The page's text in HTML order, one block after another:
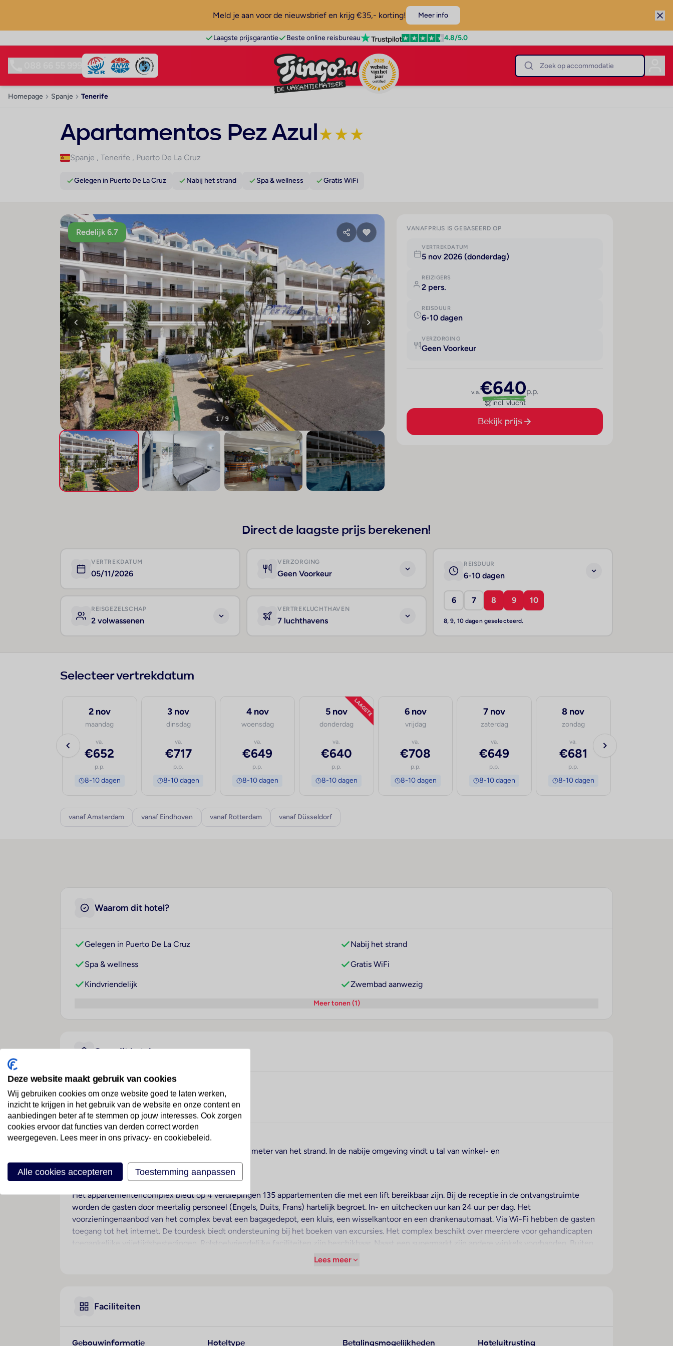
Meld je aan voor de nieuwsbrief en krijg €35,- korting! Meer info
Laagste prijsgarantie Beste online reisbureau 4.8/5.0
Homepage Spanje Tenerife
Apartamentos Pez Azul★★★
Spanje , Tenerife , Puerto De La Cruz
Gelegen in Puerto De La Cruz Nabij het strand Spa & wellness Gratis WiFi
Redelijk 6.7
1 / 9
VANAFPRIJS IS GEBASEERD OP
VERTREKDATUM
5 nov 2026 (donderdag)
REIZIGERS
2 pers.
REISDUUR
6-10 dagen
VERZORGING
Geen Voorkeur
v.a.€640p.p.
incl. vlucht
Bekijk prijs
Direct de laagste prijs berekenen!
VERTREKDATUM
05/11/2026
VERZORGING
Geen Voorkeur
REISDUUR
6-10 dagen
6 7 8 9 10
8, 9, 10 dagen geselecteerd.
REISGEZELSCHAP
2 volwassenen
VERTREKLUCHTHAVEN
7 luchthavens
Selecteer vertrekdatum
2 nov
maandag
va.
€652
p.p.
8-10 dagen
3 nov
dinsdag
va.
€717
p.p.
8-10 dagen
4 nov
woensdag
va.
€649
p.p.
8-10 dagen
LAAGSTE
5 nov
donderdag
va.
€640
p.p.
8-10 dagen
6 nov
vrijdag
va.
€708
p.p.
8-10 dagen
7 nov
zaterdag
va.
€649
p.p.
8-10 dagen
8 nov
zondag
va.
€681
p.p.
8-10 dagen
vanaf Amsterdam vanaf Eindhoven vanaf Rotterdam vanaf Düsseldorf
Waarom dit hotel?
Gelegen in Puerto De La Cruz Nabij het strand
Spa & wellness Gratis WiFi
Kindvriendelijk Zwembad aanwezig
Meer tonen (1)
Over dit hotel
Apartamentos Pez Azul
Spanje· Tenerife· Puerto De La Cruz
Ligging
Dit appartementencomplex ligt rustig, ongeveer 1 meter van het strand. In de nabije omgeving vindt u tal van winkel- en
amusementsmogelijkheden.
Hotelfaciliteiten
Het appartementencomplex biedt op 4 verdiepingen 135 appartementen die met een lift bereikbaar zijn. Bij de receptie in de ontvangstruimte
worden de gasten door meertalig personeel (Engels, Duits, Frans) hartelijk begroet. In- en uitchecken uur kan 24 uur per dag. Het
voorzieningenaanbod van het complex bevat een bagagedepot, een kluis, een wisselkantoor en een drankenautomaat. Via Wi-Fi hebben de gasten
toegang tot het internet. De tourdesk biedt ondersteuning bij het boeken van excursies. Het complex beschikt over meerdere voor gehandicapten
toegankelijke vrijetijdsbestedingen. Rolstoelvriendelijke faciliteiten zijn beschikbaar. Naast een supermarkt zijn andere winkels voorhanden. Buiten
biedt een tuin extra ruimte voor ontspanning en recreatie. Tot de overige voorzieningen van het verblijf behoren een tv-ruimte, een speelkamer en
de noodzakelijke uitrusting. Bij het zakendoen kan van het businesscenter gebruik worden gemaakt en staat een fax ter beschikking.
Lees meer
Faciliteiten
Gebouwinformatie Hoteltype Betalingsmogelijkheden Hoteluitrusting
Deze website maakt gebruik van cookies
Wij gebruiken cookies om onze website goed te laten werken,
inzicht te krijgen in het gebruik van de website en onze content en
aanbiedingen beter af te stemmen op jouw interesses. Ook zorgen
cookies ervoor dat functies van derden correct worden
weergegeven. Lees meer in ons privacy- en cookiebeleid.
Alle cookies accepteren Toestemming aanpassen